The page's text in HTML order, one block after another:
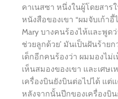
คาเนสซา หนึ่งในผู้โดยสาร
หนังสือของเขา “ผมจับเก้า
Mary บางคนร้องไห้และพูดว่
ช่วยลูกด้วย’ มันเป็นฝันร้าย
เด็กอีกคนร้องว่า ผมมองไม่
เห็นสมองของเขา และเศษ
เครื่องบินยังบินต่อไปได้ แต่
หลังจากนั้นปีกของเครื่องบิ